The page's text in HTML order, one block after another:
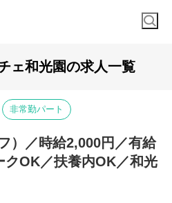
ェ和光園の求人一覧
非常勤パート
）／時給2,000円／有給
クOK／扶養内OK／和光